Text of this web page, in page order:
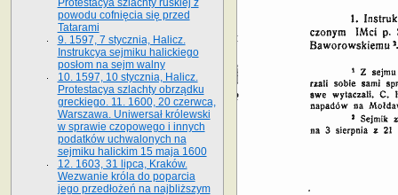
Protestacya szlachty ruskiej z
powodu cofnięcia się przed
Tatarami
9. 1597, 7 stycznia, Halicz.
Instrukcya sejmiku halickiego
posłom na sejm walny
10. 1597, 10 stycznia, Halicz.
Protestacya szlachty obrządku
greckiego. 11. 1600, 20 czerwca,
Warszawa. Uniwersał królewski
w sprawie czopowego i innych
podatków uchwalonych na
sejmiku halickim 15 maja 1600
12. 1603, 31 lipca, Kraków.
Wezwanie króla do poparcia
jego przedłożeń na najbliższym